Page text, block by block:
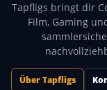
Tapfligs bringt dir
Film, Gaming
Über Tapfligs